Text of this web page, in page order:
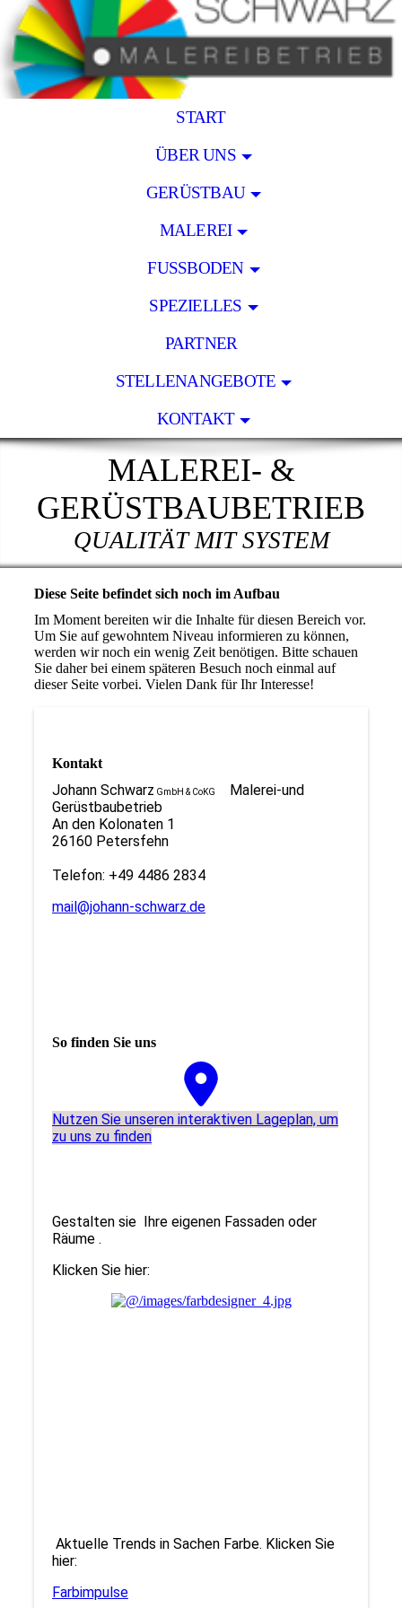
START
ÜBER UNS
GERÜSTBAU
MALEREI
FUSSBODEN
SPEZIELLES
PARTNER
STELLENANGEBOTE
KONTAKT
MALEREI- &
GERÜSTBAUBETRIEB
QUALITÄT MIT SYSTEM
Diese Seite befindet sich noch im Aufbau
Im Moment bereiten wir die Inhalte für diesen Bereich vor.
Um Sie auf gewohntem Niveau informieren zu können,
werden wir noch ein wenig Zeit benötigen. Bitte schauen
Sie daher bei einem späteren Besuch noch einmal auf
dieser Seite vorbei. Vielen Dank für Ihr Interesse!
Kontakt
Johann Schwarz GmbH & CoKG
Malerei-und
Gerüstbaubetrieb
An den Kolonaten 1
26160 Petersfehn
Telefon: +49 4486 2834
mail@johann-schwarz.de
So finden Sie uns
Nutzen Sie unseren interaktiven La­ge­plan, um
zu uns zu finden
Gestalten sie Ihre eigenen Fassaden oder
Räume .
Klicken Sie hier:
Aktuelle Trends in Sachen Farbe. Klicken Sie
hier:
Farbimpulse